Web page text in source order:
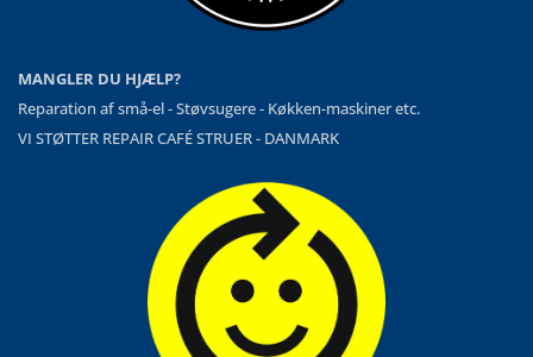
MANGLER DU HJÆLP?
Reparation af små-el - Støvsugere - Køkken-maskiner etc.
VI STØTTER REPAIR CAFÉ STRUER - DANMARK